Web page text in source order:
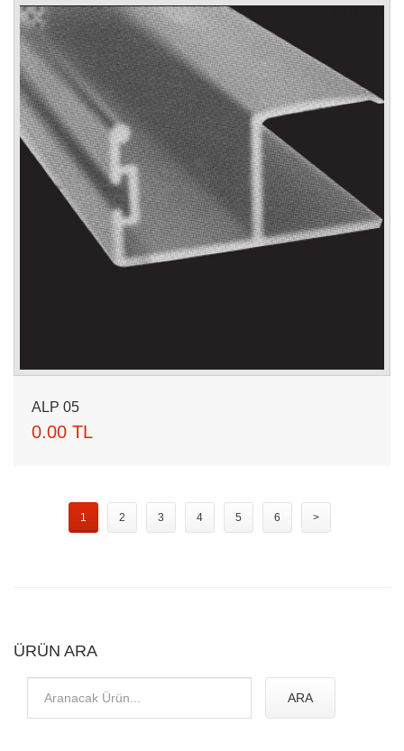
ALP 05
0.00 TL
1 2 3 4 5 6 >
ÜRÜN ARA
ARA